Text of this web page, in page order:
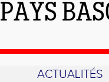
PAYS
ACTUALITÉS